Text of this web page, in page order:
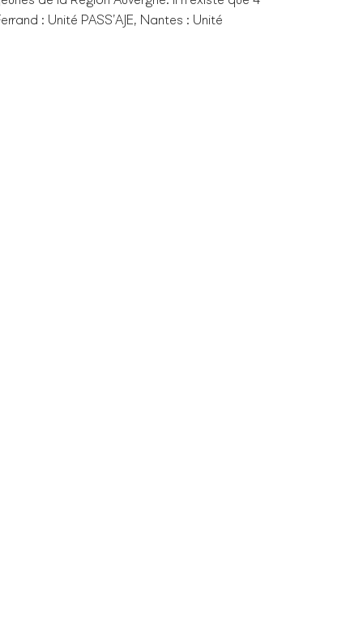
: Unité PASS’AJE, Nantes : Unité